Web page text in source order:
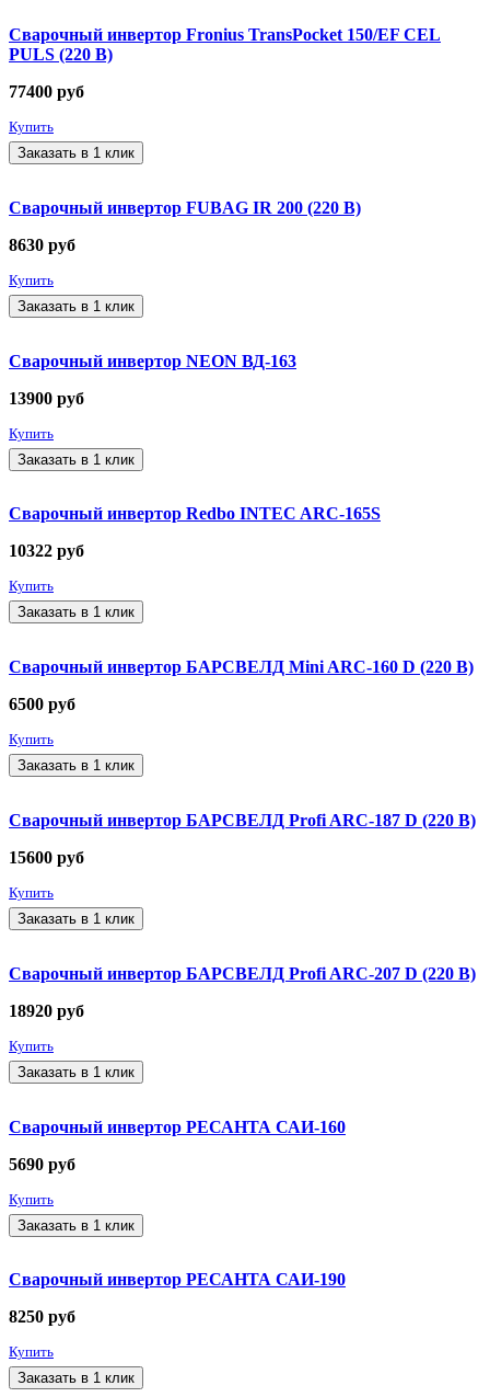
Сварочный инвертор Fronius TransPocket 150/EF CEL
PULS (220 В)
77400 руб
Купить
Заказать в 1 клик
Сварочный инвертор FUBAG IR 200 (220 В)
8630 руб
Купить
Заказать в 1 клик
Сварочный инвертор NEON ВД-163
13900 руб
Купить
Заказать в 1 клик
Сварочный инвертор Redbo INTEC ARC-165S
10322 руб
Купить
Заказать в 1 клик
Сварочный инвертор БАРСВЕЛД Mini ARC-160 D (220 В)
6500 руб
Купить
Заказать в 1 клик
Сварочный инвертор БАРСВЕЛД Profi ARC-187 D (220 В)
15600 руб
Купить
Заказать в 1 клик
Сварочный инвертор БАРСВЕЛД Profi ARC-207 D (220 В)
18920 руб
Купить
Заказать в 1 клик
Сварочный инвертор РЕСАНТА САИ-160
5690 руб
Купить
Заказать в 1 клик
Сварочный инвертор РЕСАНТА САИ-190
8250 руб
Купить
Заказать в 1 клик